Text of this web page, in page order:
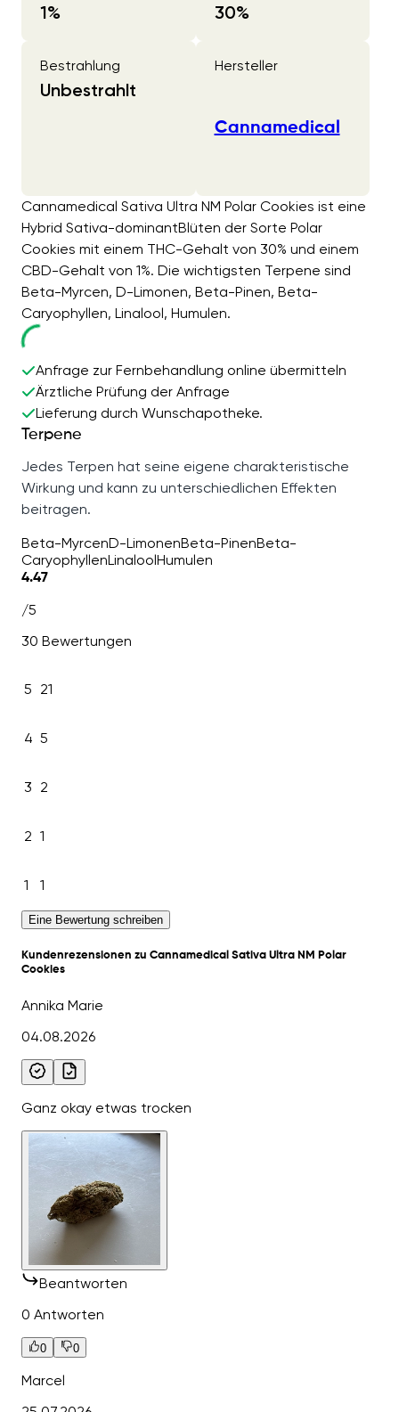
1% 30%
Bestrahlung
Unbestrahlt
Hersteller
Cannamedical
Cannamedical Sativa Ultra NM Polar Cookies ist eine
Hybrid Sativa-dominantBlüten der Sorte Polar
Cookies mit einem THC-Gehalt von 30% und einem
CBD-Gehalt von 1%. Die wichtigsten Terpene sind
Beta-Myrcen, D-Limonen, Beta-Pinen, Beta-
Caryophyllen, Linalool, Humulen.
Anfrage zur Fernbehandlung online übermitteln
Ärztliche Prüfung der Anfrage
Lieferung durch Wunschapotheke.
Terpene
Jedes Terpen hat seine eigene charakteristische
Wirkung und kann zu unterschiedlichen Effekten
beitragen.
Beta-MyrcenD-LimonenBeta-PinenBeta-
CaryophyllenLinaloolHumulen
4.47
/5
30 Bewertungen
5 21
4 5
3 2
2 1
1 1
Eine Bewertung schreiben
Kundenrezensionen zu Cannamedical Sativa Ultra NM Polar
Cookies
Annika Marie
04.08.2026
Ganz okay etwas trocken
Beantworten
0 Antworten
0 0
Marcel